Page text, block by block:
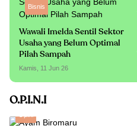
Bisnis
Wawali Imelda Sentil Sektor
Usaha yang Belum Optimal
Pilah Sampah
Kamis, 11 Jun 26
O.P.I.N.I